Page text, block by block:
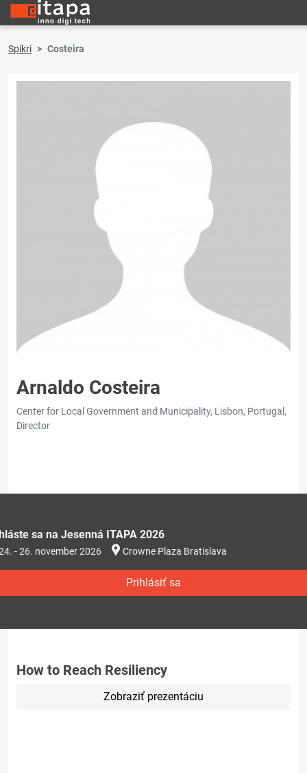
Spíkri Costeira
Arnaldo Costeira
Center for Local Government and Municipality, Lisbon, Portugal,
Director
sa na Jesenná ITAPA 2026
- 26. november 2026 Crowne Plaza Bratislava
Prihlásiť sa
How to Reach Resiliency
Zobraziť prezentáciu